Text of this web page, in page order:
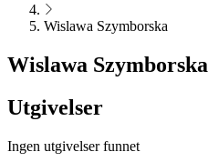
Wislawa Szymborska
Wislawa Szymborska
Utgivelser
Ingen utgivelser funnet